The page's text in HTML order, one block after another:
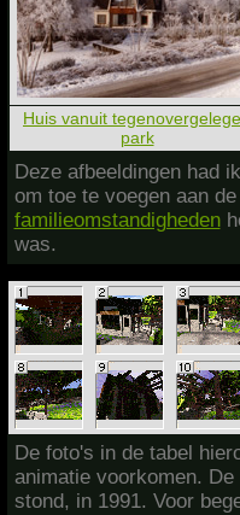
Huis vanuit
park
Deze afbeeldingen had
om toe te voegen aan
familieomstandigheden
was.
De foto's in de tabel
animatie voorkomen.
stond, in 1991. Voor